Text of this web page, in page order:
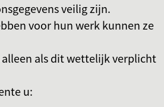
veilig zijn.
voor hun werk kunnen ze
als dit wettelijk verplicht
u: